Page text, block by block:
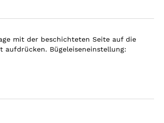
mit der beschichteten Seite auf die
Bügeleiseneinstellung: